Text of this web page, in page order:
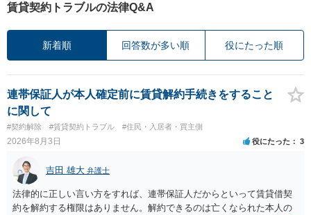
賃貸契約トラブルの法律Q&A
新着順 回答数が多い順 役にたった順
連帯保証人が本人確定前に賃貸解約手続きをすること
に関して
#契約解除 #賃貸契約トラブル #住民・入居者・買主側
2026年8月3日 役にたった 3
吉田 雄大 弁護士
法律的に正しい言い方をすれば、連帯保証人だからといって賃貸借契
約を解約する権限はありません。解約できるのは亡くなられた本人の